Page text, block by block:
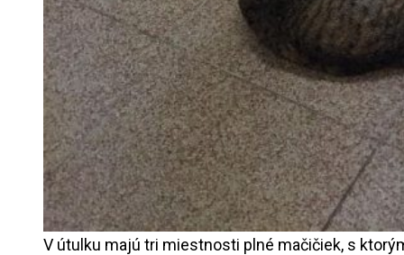
V útulku majú tri miestnosti plné mačičiek, s